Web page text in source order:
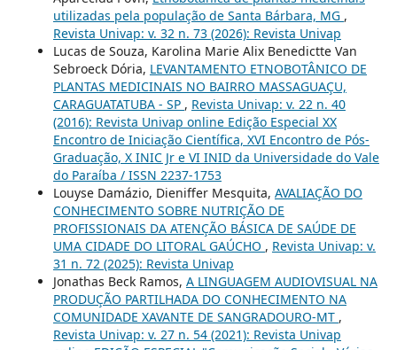
utilizadas pela população de Santa Bárbara, MG ,
Revista Univap: v. 32 n. 73 (2026): Revista Univap
Lucas de Souza, Karolina Marie Alix Benedictte Van
Sebroeck Dória, LEVANTAMENTO ETNOBOTÂNICO DE
PLANTAS MEDICINAIS NO BAIRRO MASSAGUAÇU,
CARAGUATATUBA - SP , Revista Univap: v. 22 n. 40
(2016): Revista Univap online Edição Especial XX
Encontro de Iniciação Científica, XVI Encontro de Pós-
Graduação, X INIC Jr e VI INID da Universidade do Vale
do Paraíba / ISSN 2237-1753
Louyse Damázio, Dieniffer Mesquita, AVALIAÇÃO DO
CONHECIMENTO SOBRE NUTRIÇÃO DE
PROFISSIONAIS DA ATENÇÃO BÁSICA DE SAÚDE DE
UMA CIDADE DO LITORAL GAÚCHO , Revista Univap: v.
31 n. 72 (2025): Revista Univap
Jonathas Beck Ramos, A LINGUAGEM AUDIOVISUAL NA
PRODUÇÃO PARTILHADA DO CONHECIMENTO NA
COMUNIDADE XAVANTE DE SANGRADOURO-MT ,
Revista Univap: v. 27 n. 54 (2021): Revista Univap